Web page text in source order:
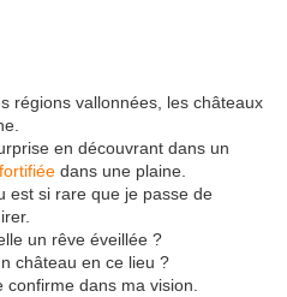
régions vallonnées, les châteaux
en découvrant dans un
dans une plaine.
est si rare que je passe de
un rêve éveillée ?
château en ce lieu ?
confirme dans ma vision.